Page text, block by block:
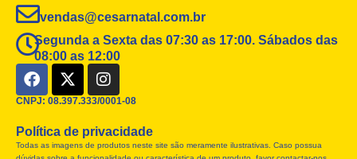
vendas@cesarnatal.com.br
Segunda a Sexta das 07:30 as 17:00. Sábados das
08:00 as 12:00
F
a
c
b
o
X
-
t
i
t
I
n
s
a
g
CNPJ: 08.397.333/0001-08
Política de privacidade
Todas as imagens de produtos neste site são meramente ilustrativas. Caso possua